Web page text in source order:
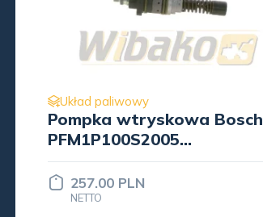
Układ paliwowy
Pompka wtryskowa Bosch
PFM1P100S2005
0414401105
257.00 PLN
NETTO